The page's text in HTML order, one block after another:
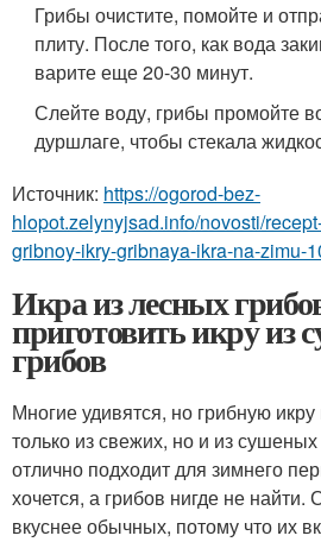
Грибы очистите, помойте и
плиту. После того, как вода
варите еще 20-30 минут.
Слейте воду, грибы промойте
дуршлаге, чтобы стекала
Источник: https://ogorod-bez-
hlopot.zelynyjsad.info/novosti/
gribnoy-ikry-gribnaya-ikra-na-zimu-
Икра из лесных
приготовить икру из
грибов
Многие удивятся, но грибную
только из свежих, но и из
отлично подходит для зимнего
хочется, а грибов нигде не
вкуснее обычных, потому что их